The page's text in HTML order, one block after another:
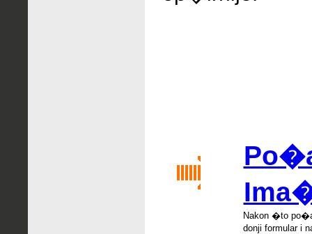
Nakon �to po�
donji formular i